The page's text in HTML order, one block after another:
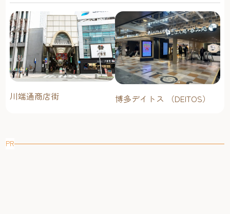
川端通商店街 博多デイトス （DEITOS）
PR